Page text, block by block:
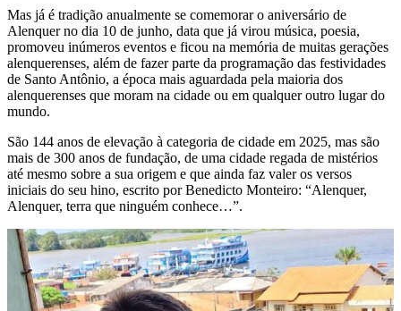
Mas já é tradição anualmente se comemorar o aniversário de
Alenquer no dia 10 de junho, data que já virou música, poesia,
promoveu inúmeros eventos e ficou na memória de muitas gerações
alenquerenses, além de fazer parte da programação das festividades
de Santo Antônio, a época mais aguardada pela maioria dos
alenquerenses que moram na cidade ou em qualquer outro lugar do
mundo.
São 144 anos de elevação à categoria de cidade em 2025, mas são
mais de 300 anos de fundação, de uma cidade regada de mistérios
até mesmo sobre a sua origem e que ainda faz valer os versos
iniciais do seu hino, escrito por Benedicto Monteiro: “Alenquer,
Alenquer, terra que ninguém conhece…”.